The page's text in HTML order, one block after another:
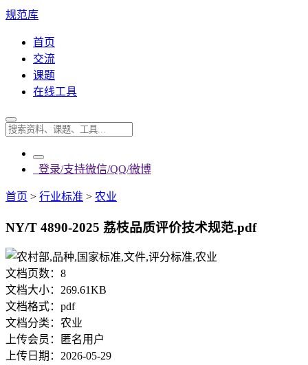
规范库
首页
交流
课题
在线工具
登录/支持微信/QQ/微博
首页 > 行业标准 > 农业
NY/T 4890-2025 荔枝品质评价技术规范.pdf
文档页数： 8
文档大小： 269.61KB
文档格式： pdf
文档分类： 农业
上传会员：
匿名用户
上传日期： 2026-05-29